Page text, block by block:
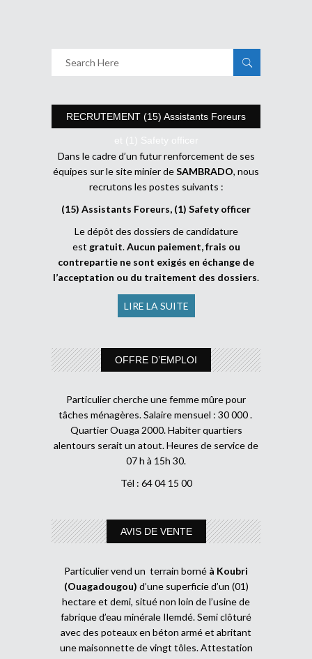
RECRUTEMENT (15) Assistants Foreurs
et (1) Safety officer
Dans le cadre d’un futur renforcement de ses
équipes sur le site minier deSAMBRADO, nous
recrutons les postes suivants :
(15) Assistants Foreurs, (1) Safety officer
Le dépôt des dossiers de candidature
est gratuit.Aucun paiement, frais ou
contrepartie ne sont exigés en échange de
l’acceptation ou du traitement des dossiers.
LIRE LA SUITE
OFFRE D’EMPLOI
Particulier cherche une femme mûre pour
tâches ménagères. Salaire mensuel : 30 000 .
Quartier Ouaga 2000. Habiter quartiers
alentours serait un atout. Heures de service de
07 h à 15h 30.
Tél : 64 04 15 00
AVIS DE VENTE
Particulier vend un terrain borné à Koubri
(Ouagadougou) d’une superficie d’un (01)
hectare et demi, situé non loin de l’usine de
fabrique d’eau minérale Ilemdé. Semi clôturé
avec des poteaux en béton armé et abritant
une maisonnette de vingt tôles. Attestation